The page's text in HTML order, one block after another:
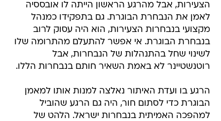
הצעירות, אבל מהרגע הראשון הייתה לו אובססיה
לאמן את הנבחרת הבוגרת. גם בתפקידו כמנהל
מקצועי בנבחרות הצעירות, הוא היה עסוק לרוב
בנבחרת הבוגרת. אי אפשר להתעלם מהתרומה שלו
לשינוי שחל בהתנהלות של הנבחרות, אבל
רוטנשטיינר לא באמת השאיר חותם בנבחרות הללו.
הרגע בו ועדת האיתור נאלצה למנות אותו למאמן
הבוגרת כדי לסתום חור, היה גם הרגע שהוביל
למהפכה האמיתית בנבחרות ישראל. הלהט של